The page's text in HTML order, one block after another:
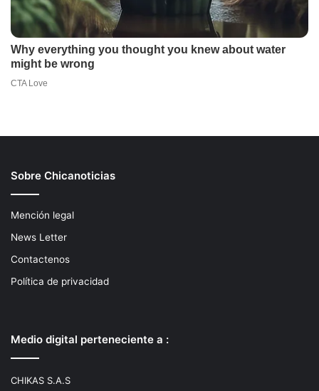
Sobre Chicanoticias
Mención legal
News Letter
Contactenos
Política de privacidad
Medio digital perteneciente a :
CHIKAS S.A.S